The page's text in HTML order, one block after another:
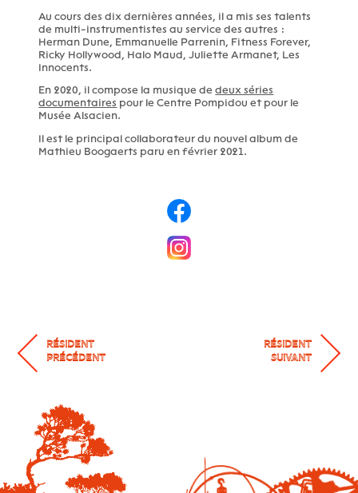
Au cours des dix dernières années, il a mis ses talents
de multi-instrumentistes au service des autres :
Herman Dune, Emmanuelle Parrenin, Fitness Forever,
Ricky Hollywood, Halo Maud, Juliette Armanet, Les
Innocents.
En 2020, il compose la musique dedeux séries
documentaires pour le Centre Pompidou et pour le
Musée Alsacien.
Il est le principal collaborateur du nouvel album de
Mathieu Boogaerts paru en février 2021.
RÉSIDENT
PRÉCÉDENT
RÉSIDENT
SUIVANT